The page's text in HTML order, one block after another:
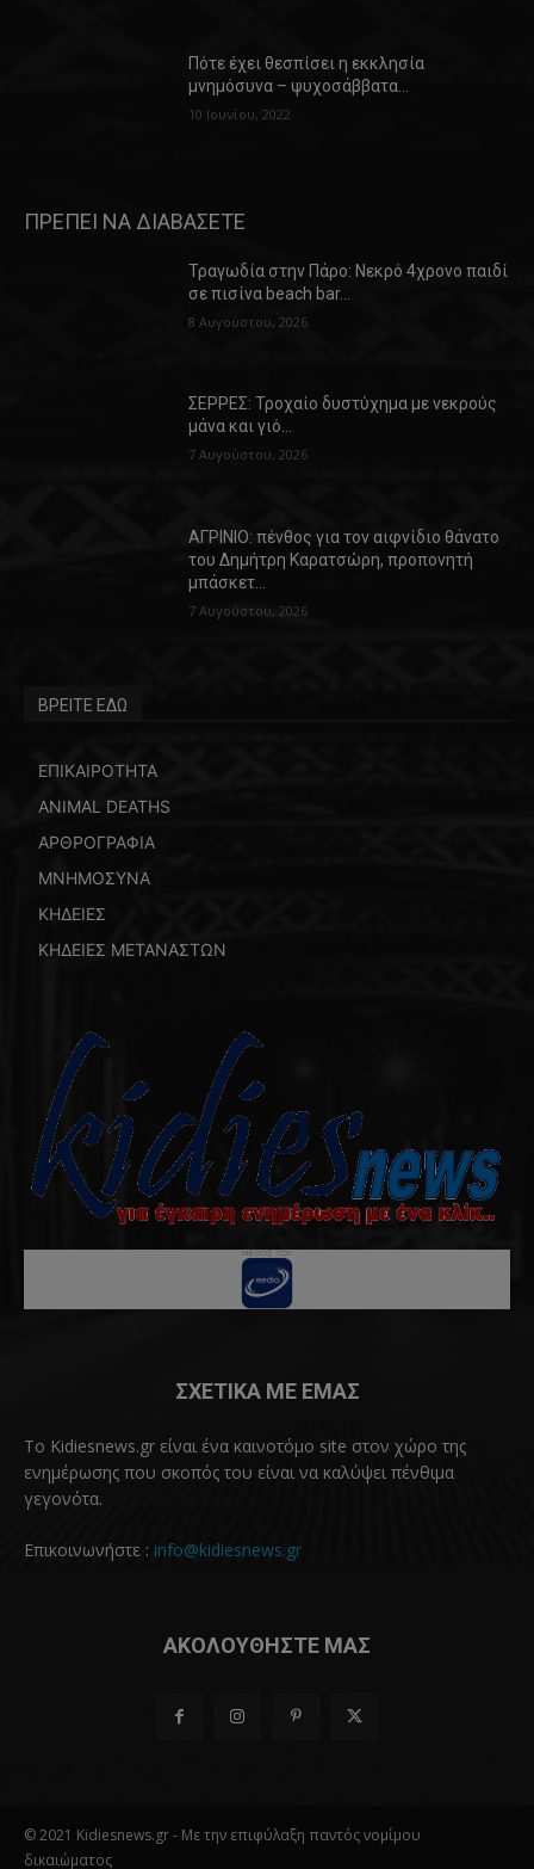
Πότε έχει θεσπίσει η εκκλησία
μνημόσυνα – ψυχοσάββατα…
10 Ιουνίου, 2022
ΠΡΕΠΕΙ ΝΑ ΔΙΑΒΑΣΕΤΕ
Τραγωδία στην Πάρο: Νεκρό 4χρονο παιδί
σε πισίνα beach bar…
8 Αυγούστου, 2026
ΣΕΡΡΕΣ: Τροχαίο δυστύχημα με νεκρούς
μάνα και γιό…
7 Αυγούστου, 2026
ΑΓΡΙΝΙΟ: πένθος για τον αιφνίδιο θάνατο
του Δημήτρη Καρατσώρη, προπονητή
μπάσκετ…
7 Αυγούστου, 2026
ΒΡΕΙΤΕ ΕΔΩ
ΕΠΙΚΑΙΡΟΤΗΤΑ
ANIMAL DEATHS
ΑΡΘΡΟΓΡΑΦΙΑ
ΜΝΗΜΟΣΥΝΑ
ΚΗΔΕΙΕΣ
ΚΗΔΕΙΕΣ ΜΕΤΑΝΑΣΤΩΝ
ΣΧΕΤΙΚΑ ΜΕ ΕΜΑΣ
Το Kidiesnews.gr είναι ένα καινοτόμο site στον χώρο της
ενημέρωσης που σκοπός του είναι να καλύψει πένθιμα
γεγονότα.
Επικοινωνήστε : info@kidiesnews.gr
ΑΚΟΛΟΥΘΗΣΤΕ ΜΑΣ
© 2021 Kidiesnews.gr - Με την επιφύλαξη παντός νομίμου
δικαιώματος